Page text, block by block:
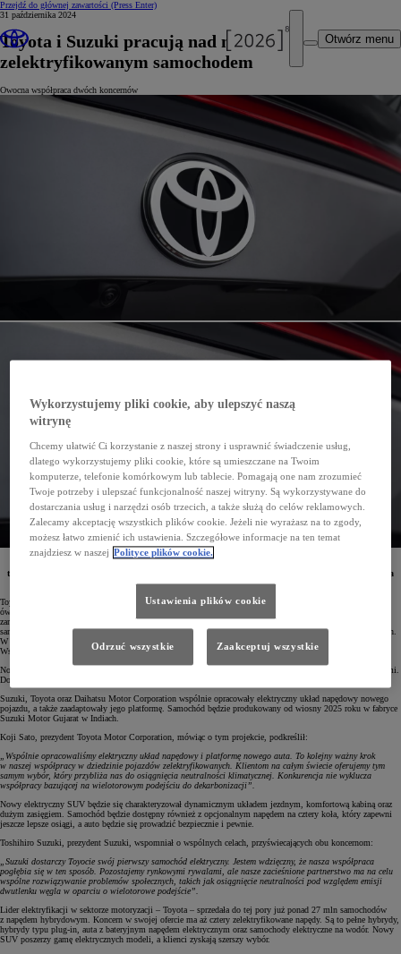
Przejdź do głównej zawartości (Press Enter)
Otwórz menu
31 października 2024
Toyota i Suzuki pracują nad nowym
zelektryfikowanym samochodem
Owocna współpraca dwóch koncernów
trwającą od 2016 roku współpracę i opracować nowy SUV z napędem elektrycznym. Produkcja auta
ma ruszyć wiosną 2025 roku.
Toyoty i Suzuki nawiązały współpracę w 2016 roku. Porozumienie zostało zawarte przez Akio Toyodę,
ówczesnego prezydenta Toyoty (obecnie prezesa zarządu koncernu), oraz Osamu Suzukiego, wówczas prezesa
zarządu Suzuki (obecnie starszy doradca zarządu). Koncerny zobowiązały się do wspólnej produkcji
samochodów, wzajemnego dostarczania modeli, a także poszerzania dostępności pojazdów zelektryfikowanych.
W ramach tego partnerstwa wspólne auta oferowane są już w Japonii, Indiach, Europie, Afryce i Bliskim
Wschodzie.
Nowe zelektryfikowane auto będzie pierwszym rezultatem współpracy technologicznej między obiema firmami.
Dostępny globalnie samochód dołączy do dynamicznie rozwijającego się segmentu SUV-ów.
Suzuki, Toyota oraz Daihatsu Motor Corporation wspólnie opracowały elektryczny układ napędowy nowego
pojazdu, a także zaadaptowały jego platformę. Samochód będzie produkowany od wiosny 2025 roku w fabryce
Suzuki Motor Gujarat w Indiach.
Koji Sato, prezydent Toyota Motor Corporation, mówiąc o tym projekcie, podkreślił:
„Wspólnie opracowaliśmy elektryczny układ napędowy i platformę nowego auta. To kolejny ważny krok
w naszej współpracy w dziedzinie pojazdów zelektryfikowanych. Klientom na całym świecie oferujemy tym
samym wybór, który przybliża nas do osiągnięcia neutralności klimatycznej. Konkurencja nie wyklucza
współpracy bazującej na wielotorowym podejściu do dekarbonizacji”.
Nowy elektryczny SUV będzie się charakteryzował dynamicznym układem jezdnym, komfortową kabiną oraz
dużym zasięgiem. Samochód będzie dostępny również z opcjonalnym napędem na cztery koła, który zapewni
jeszcze lepsze osiągi, a auto będzie się prowadzić bezpiecznie i pewnie.
Toshihiro Suzuki, prezydent Suzuki, wspomniał o wspólnych celach, przyświecających obu koncernom:
„Suzuki dostarczy Toyocie swój pierwszy samochód elektryczny. Jestem wdzięczny, że nasza współpraca
pogłębia się w ten sposób. Pozostajemy rynkowymi rywalami, ale nasze zacieśnione partnerstwo ma na celu
wspólne rozwiązywanie problemów społecznych, takich jak osiągnięcie neutralności pod względem emisji
dwutlenku węgla w oparciu o wielotorowe podejście”.
Lider elektryfikacji w sektorze motoryzacji – Toyota – sprzedała do tej pory już ponad 27 mln samochodów
z napędem hybrydowym. Koncern w swojej ofercie ma aż cztery zelektryfikowane napędy. Są to pełne hybrydy,
hybrydy typu plug-in, auta z bateryjnym napędem elektrycznym oraz samochody elektryczne na wodór. Nowy
SUV poszerzy gamę elektrycznych modeli, a klienci zyskają szerszy wybór.
Wykorzystujemy pliki cookie, aby ulepszyć naszą
witrynę
Chcemy ułatwić Ci korzystanie z naszej strony i usprawnić świadczenie usług,
dlatego wykorzystujemy pliki cookie, które są umieszczane na Twoim
komputerze, telefonie komórkowym lub tablecie. Pomagają one nam zrozumieć
Twoje potrzeby i ulepszać funkcjonalność naszej witryny. Są wykorzystywane do
dostarczania usług i narzędzi osób trzecich, a także służą do celów reklamowych.
Zalecamy akceptację wszystkich plików cookie. Jeżeli nie wyrażasz na to zgody,
możesz łatwo zmienić ich ustawienia. Szczegółowe informacje na ten temat
znajdziesz w naszej Polityce plików cookie.
Ustawienia plików cookie
Odrzuć wszystkie Zaakceptuj wszystkie